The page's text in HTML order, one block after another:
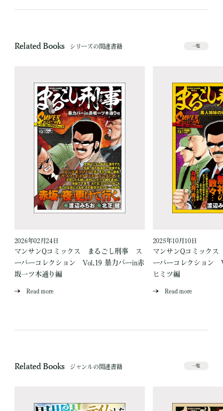
Related Books シリーズの関連書籍 一覧
2026年02月24日
マンサンQコミックス まるごし刑事 ス
ーパーコレクション Vol.19 暴力バーin赤
坂一ツ木通り編
Read more
2025年10月10日
マンサンQコミック
ーパーコレクション
ヒミツ編
Read more
Related Books ジャンルの関連書籍 一覧